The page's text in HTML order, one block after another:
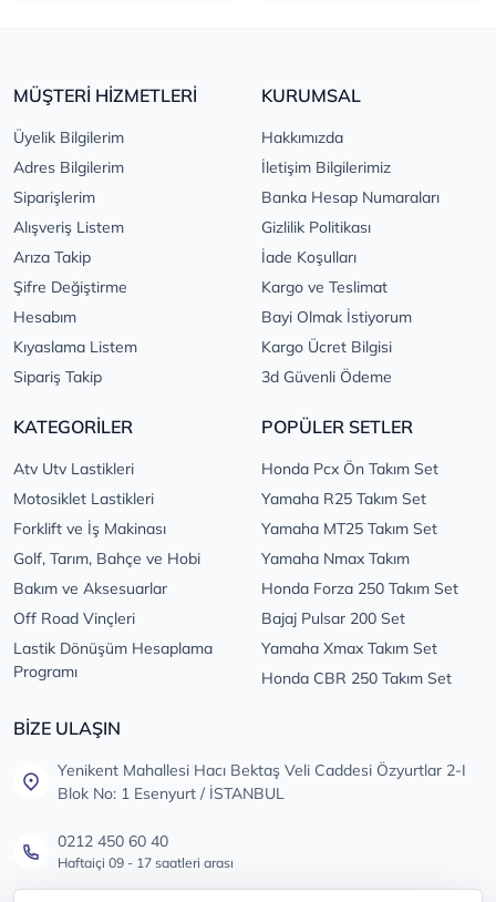
MÜŞTERİ HİZMETLERİ
Üyelik Bilgilerim
Adres Bilgilerim
Siparişlerim
Alışveriş Listem
Arıza Takip
Şifre Değiştirme
Hesabım
Kıyaslama Listem
Sipariş Takip
KURUMSAL
Hakkımızda
İletişim Bilgilerimiz
Banka Hesap Numaraları
Gizlilik Politikası
İade Koşulları
Kargo ve Teslimat
Bayi Olmak İstiyorum
Kargo Ücret Bilgisi
3d Güvenli Ödeme
KATEGORİLER
Atv Utv Lastikleri
Motosiklet Lastikleri
Forklift ve İş Makinası
Golf, Tarım, Bahçe ve Hobi
Bakım ve Aksesuarlar
Off Road Vinçleri
Lastik Dönüşüm Hesaplama
Programı
POPÜLER SETLER
Honda Pcx Ön Takım Set
Yamaha R25 Takım Set
Yamaha MT25 Takım Set
Yamaha Nmax Takım
Honda Forza 250 Takım Set
Bajaj Pulsar 200 Set
Yamaha Xmax Takım Set
Honda CBR 250 Takım Set
BİZE ULAŞIN
Yenikent Mahallesi Hacı Bektaş Veli Caddesi Özyurtlar 2-I
Blok No: 1 Esenyurt / İSTANBUL
0212 450 60 40
Haftaiçi 09 - 17 saatleri arası